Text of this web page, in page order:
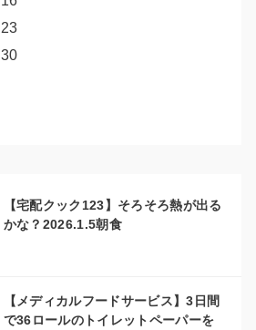
23
30
【宅配クック123】そろそろ熱が出る
かな？2026.1.5朝食
【メディカルフードサービス】3日間
で36ロールのトイレットペーパーを